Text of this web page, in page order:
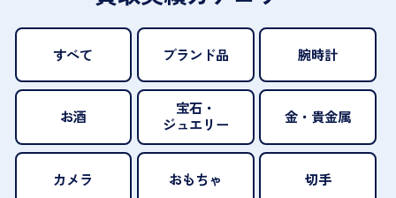
すべて ブランド品 腕時計
お酒
宝石・
ジュエリー
金・貴金属
カメラ おもちゃ 切手